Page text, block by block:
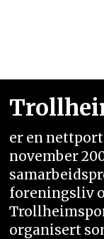
er en
november
foreningsliv
organisert